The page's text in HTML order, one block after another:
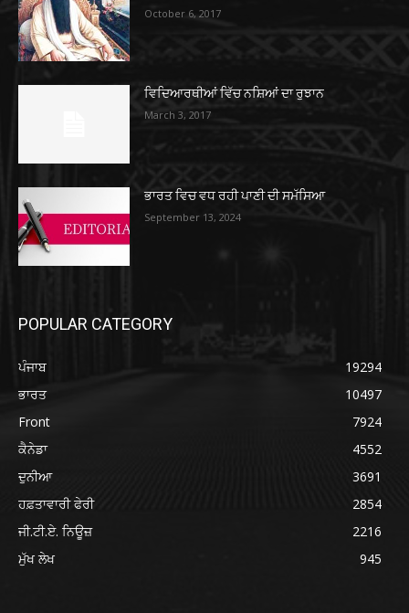
October 6, 2017
ਵਿਦਿਆਰਥੀਆਂ ਵਿੱਚ ਨਸ਼ਿਆਂ ਦਾ ਰੁਝਾਨ
March 3, 2017
ਭਾਰਤ ਵਿਚ ਵਧ ਰਹੀ ਪਾਣੀ ਦੀ ਸਮੱਸਿਆ
September 13, 2024
POPULAR CATEGORY
ਪੰਜਾਬ
19294
ਭਾਰਤ
10497
Front
7924
ਕੈਨੇਡਾ
4552
ਦੁਨੀਆ
3691
ਹਫ਼ਤਾਵਾਰੀ ਫੇਰੀ
2854
ਜੀ.ਟੀ.ਏ. ਨਿਊਜ਼
2216
ਮੁੱਖ ਲੇਖ
945